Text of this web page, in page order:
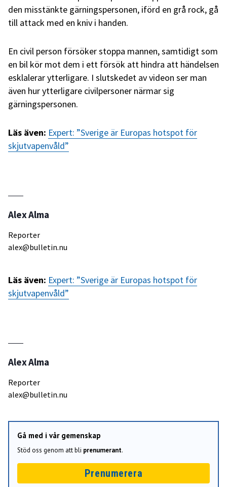
den misstänkte gärningspersonen, iförd en grå rock, gå
till attack med en kniv i handen.
En civil person försöker stoppa mannen, samtidigt som
en bil kör mot dem i ett försök att hindra att händelsen
esklalerar ytterligare. I slutskedet av videon ser man
även hur ytterligare civilpersoner närmar sig
gärningspersonen.
Läs även: Expert: ”Sverige är Europas hotspot för
skjutvapenvåld”
Alex Alma
Reporter
alex@bulletin.nu
Läs även: Expert: ”Sverige är Europas hotspot för
skjutvapenvåld”
Alex Alma
Reporter
alex@bulletin.nu
Gå med i vår gemenskap
Stöd oss genom att bli prenumerant.
Prenumerera